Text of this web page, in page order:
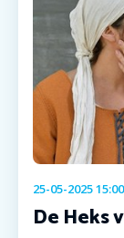
25-05-2025 15:00
De Heks